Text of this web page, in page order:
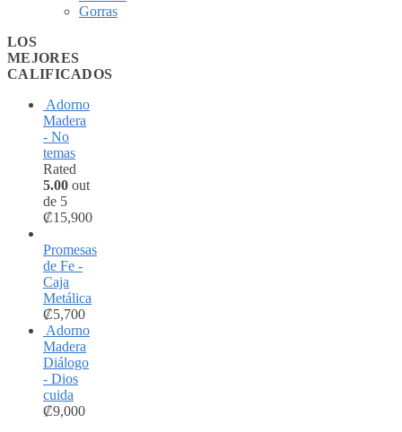
Gorras
LOS
MEJORES
CALIFICADOS
Adorno
Madera
- No
temas
Rated
5.00 out
de 5
₡15,900
Promesas
de Fe -
Caja
Metálica
₡5,700
Adorno
Madera
Diálogo
- Dios
cuida
₡9,000